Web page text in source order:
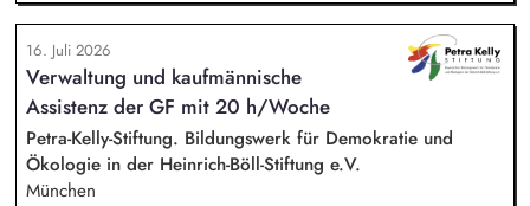
Koordination und Umsetzung konkreter Projekte und
Maßnahmen der Nachhaltigkeitsstrategie, Erstellung und
Koordination der THG-Bilanzierung sowie Entwicklung und
Implementierung von Treibhausgas-Reduktionspfaden.
Außerdem Anpassung und Implementierung eines auf
studentische Produktionen angepassten Green Producing.
16. Juli 2026
Verwaltung und kaufmännische
Assistenz der GF mit 20 h/Woche
Petra-Kelly-Stiftung. Bildungswerk für Demokratie und
Ökologie in der Heinrich-Böll-Stiftung e.V.
München